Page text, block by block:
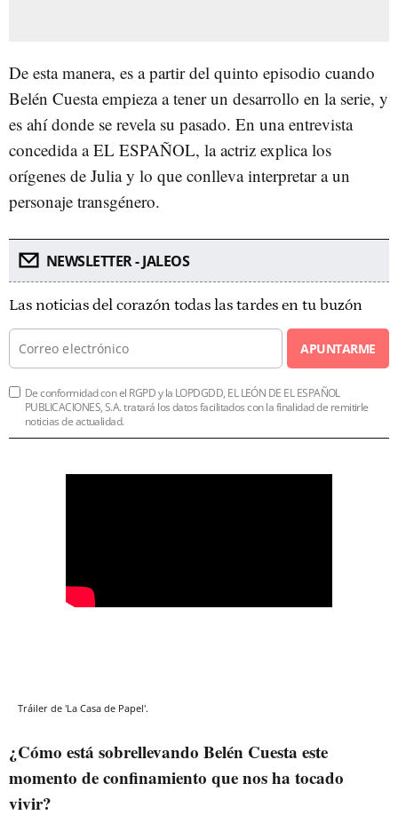
De esta manera, es a partir del quinto episodio cuando
Belén Cuesta empieza a tener un desarrollo en la serie, y
es ahí donde se revela su pasado. En una entrevista
concedida a EL ESPAÑOL, la actriz explica los
orígenes de Julia y lo que conlleva interpretar a un
personaje transgénero.
NEWSLETTER - JALEOS
Las noticias del corazón todas las tardes en tu buzón
APUNTARME
De conformidad con el RGPD y la LOPDGDD, EL LEÓN DE EL ESPAÑOL
PUBLICACIONES, S.A. tratará los datos facilitados con la finalidad de remitirle
noticias de actualidad.
Tráiler de 'La Casa de Papel'.
¿Cómo está sobrellevando Belén Cuesta este
momento de confinamiento que nos ha tocado
vivir?